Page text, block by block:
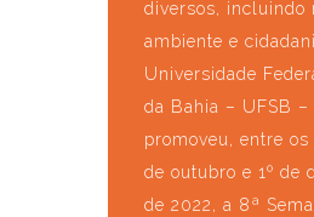
diversos, incluindo
ambiente e
Universidade
da Bahia – UFSB –
promoveu, entre os
de outubro e 1º de
de 2022, a 8ª